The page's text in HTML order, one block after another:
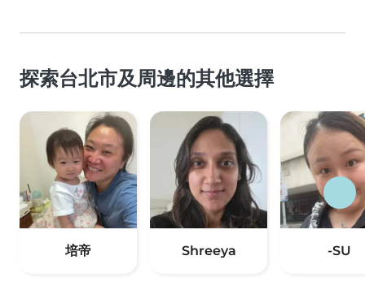
探索台北市及周邊的其他選擇
培帝 Shreeya -SU